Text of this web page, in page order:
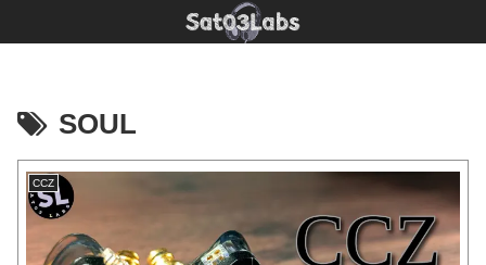
SOUL
CCZ